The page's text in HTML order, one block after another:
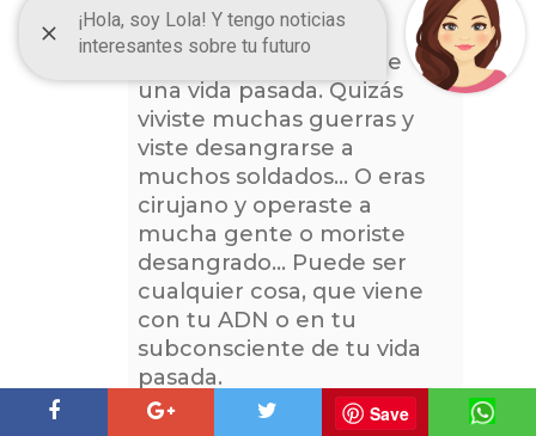
Hola Luján:
Seguro que te viene de
una vida pasada. Quizás
viviste muchas guerras y
viste desangrarse a
muchos soldados… O eras
cirujano y operaste a
mucha gente o moriste
desangrado… Puede ser
cualquier cosa, que viene
con tu ADN o en tu
subconsciente de tu vida
pasada.
Saludos
Save